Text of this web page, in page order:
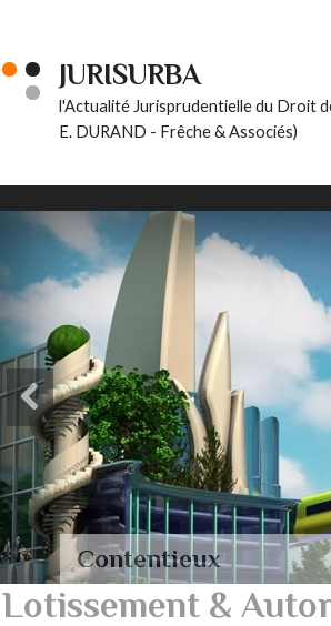
JURISURBA
l'Actualité Jurisprudentielle du Droit
E. DURAND - Frêche & Associés)
Contentieux
Lotissement &